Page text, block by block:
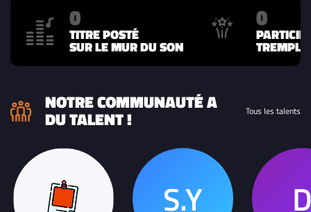
0
TITRE POSTÉ
SUR LE MUR DU SON
0
NOTRE COMMUNAUTÉ A
DU TALENT ! Tous les talents